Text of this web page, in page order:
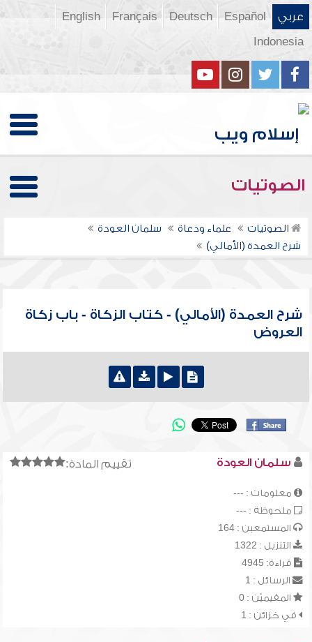
عربي Español
Deutsch
Français
English
Indonesia
الصوتيات
الصوتيات علماء ودعاة
سلمان العودة
شرح العمدة (الأمالي)
شرح العمدة (الأمالي) - كتاب الزكاة - باب زكاة
العروض
تقييم المادة: سلمان العودة
معلومات : ---
ملحوظة : ---
المستمعين : 164
التنزيل : 1322
قراءة: 4945
الرسائل : 1
المقيميّن : 0
في خزائن : 1